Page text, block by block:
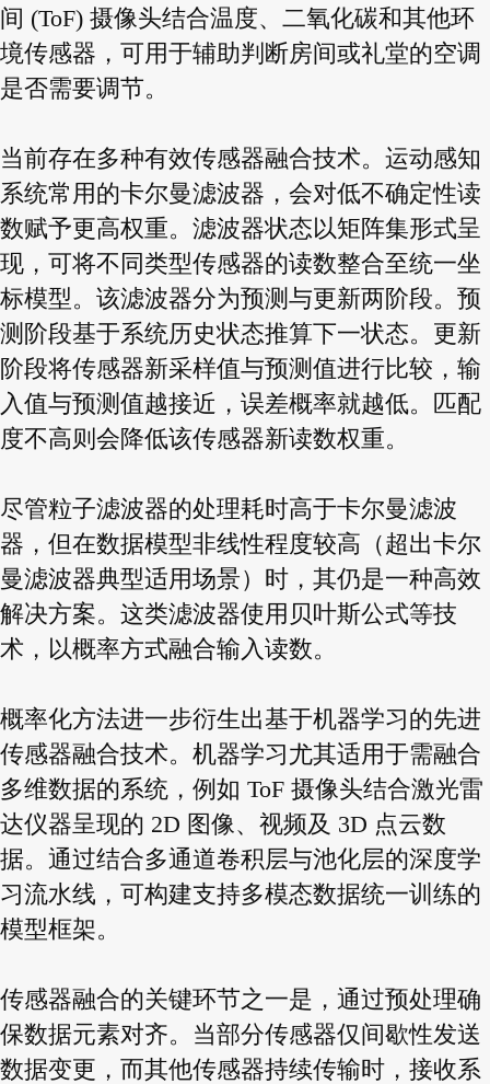
间 (ToF) 摄像头结合温度、二氧化碳和其他环
境传感器，可用于辅助判断房间或礼堂的空调
是否需要调节。
当前存在多种有效传感器融合技术。运动感知
系统常用的卡尔曼滤波器，会对低不确定性读
数赋予更高权重。滤波器状态以矩阵集形式呈
现，可将不同类型传感器的读数整合至统一坐
标模型。该滤波器分为预测与更新两阶段。预
测阶段基于系统历史状态推算下一状态。更新
阶段将传感器新采样值与预测值进行比较，输
入值与预测值越接近，误差概率就越低。匹配
度不高则会降低该传感器新读数权重。
尽管粒子滤波器的处理耗时高于卡尔曼滤波
器，但在数据模型非线性程度较高（超出卡尔
曼滤波器典型适用场景）时，其仍是一种高效
解决方案。这类滤波器使用贝叶斯公式等技
术，以概率方式融合输入读数。
概率化方法进一步衍生出基于机器学习的先进
传感器融合技术。机器学习尤其适用于需融合
多维数据的系统，例如 ToF 摄像头结合激光雷
达仪器呈现的 2D 图像、视频及 3D 点云数
据。通过结合多通道卷积层与池化层的深度学
习流水线，可构建支持多模态数据统一训练的
模型框架。
传感器融合的关键环节之一是，通过预处理确
保数据元素对齐。当部分传感器仅间歇性发送
数据变更，而其他传感器持续传输时，接收系